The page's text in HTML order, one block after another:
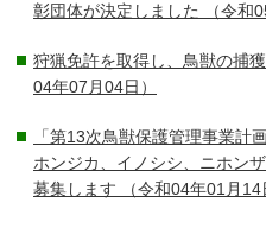
彰団体が決定しました
（令和
狩猟免許を取得し、鳥獣の捕
04年07月04日）
「第13次鳥獣保護管理事業計
ホンジカ、イノシシ、ニホン
募集します （令和04年01月14